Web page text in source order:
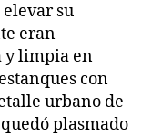
su
eran
y limpia en
con
urbano de
plasmado